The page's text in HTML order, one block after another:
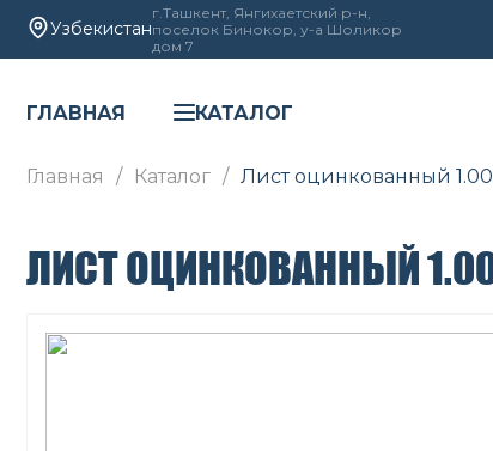
Узбекистан
г.Ташкент, Янгихаетский р-н,
поселок Бинокор, у-а Шоликор
дом 7
ГЛАВНАЯ КАТАЛОГ
Главная Каталог Лист оцинкованный
ЛИСТ ОЦИНКОВАННЫЙ